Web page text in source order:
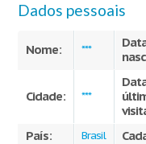
Blog
Contate-nos
Dados pessoais
Nome: ***
Cidade: ***
País: Brasil